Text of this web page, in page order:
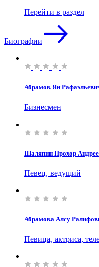
Перейти в раздел
Биографии
Абрамов Ян
Бизнесмен
Шаляпин Прохор
Певец, ведущий
Абрамова Алсу
Певица, актриса,